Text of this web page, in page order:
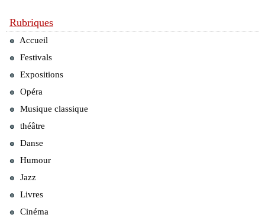
Rubriques
Accueil
Festivals
Expositions
Opéra
Musique classique
théâtre
Danse
Humour
Jazz
Livres
Cinéma